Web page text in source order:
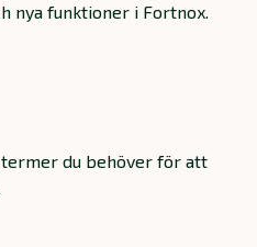
nya funktioner i Fortnox.
du behöver för att